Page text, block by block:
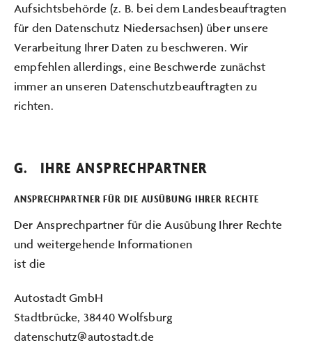
Aufsichtsbehörde (z. B. bei dem Landesbeauftragten
für den Datenschutz Niedersachsen) über unsere
Verarbeitung Ihrer Daten zu beschweren. Wir
empfehlen allerdings, eine Beschwerde zunächst
immer an unseren Datenschutzbeauftragten zu
richten.
G. IHRE ANSPRECHPARTNER
ANSPRECHPARTNER FÜR DIE AUSÜBUNG IHRER RECHTE
Der Ansprechpartner für die Ausübung Ihrer Rechte
und weitergehende Informationen
ist die
Autostadt GmbH
Stadtbrücke, 38440 Wolfsburg
datenschutz@autostadt.de